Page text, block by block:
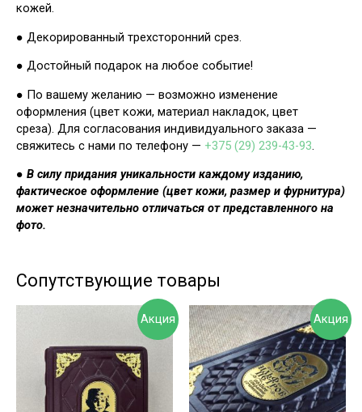
кожей.
● Декорированный трехсторонний срез.
● Достойный подарок на любое событие!
● По вашему желанию — возможно изменение
оформления (цвет кожи, материал накладок, цвет
среза). Для согласования индивидуального заказа —
свяжитесь с нами по телефону — +375 (29) 239-43-93.
● В силу придания уникальности каждому изданию,
фактическое оформление (цвет кожи, размер и фурнитура)
может незначительно отличаться от представленного на
фото.
Сопутствующие товары
Акция Акция